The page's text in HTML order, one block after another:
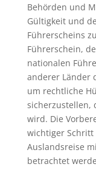
Behörden und
Gültigkeit und
Führerscheins
Führerschein,
nationalen
anderer Länder
um rechtliche
sicherzustellen,
wird. Die
wichtiger Schritt
Auslandsreise
betrachtet